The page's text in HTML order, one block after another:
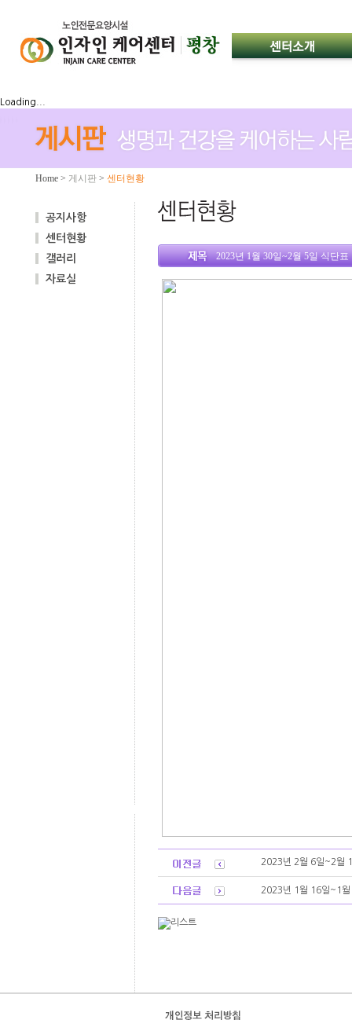
Loading...
Home > 게시판 > 센터현황
공지사항
센터현황
갤러리
자료실
2023년 1월 30일~2월 5일 식단표
2023년 2월 6일~2월
2023년 1월 16일~1월